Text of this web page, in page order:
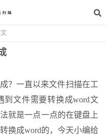
？一直以来文件扫描在工
到文件需要转换成word文
就是一点一点的在键盘上
换成word的，今天小编给